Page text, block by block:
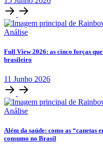
Análise
Full View 2026: as cinco forças
brasileiro
11 Junho 2026
Análise
Além da saúde: como as “canetas
consumo no Brasil